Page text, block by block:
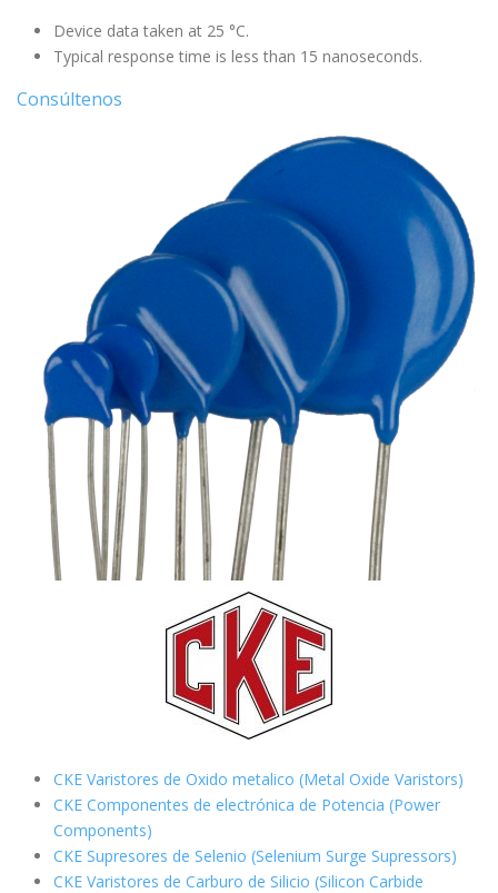
Device data taken at 25 °C.
Typical response time is less than 15 nanoseconds.
Consúltenos
CKE Varistores de Oxido metalico (Metal Oxide Varistors)
CKE Componentes de electrónica de Potencia (Power
Components)
CKE Supresores de Selenio (Selenium Surge Supressors)
CKE Varistores de Carburo de Silicio (Silicon Carbide